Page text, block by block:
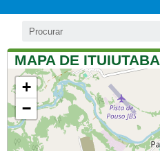
MAPA DE ITUIUTABA
+
−